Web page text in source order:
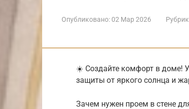
Опубликовано: 02 Мар 2026
☀️ Создайте комфорт в доме!
защиты от яркого солнца и
Зачем нужен проем в стене